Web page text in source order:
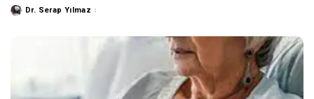
PostedDr. Serap Yılmaz